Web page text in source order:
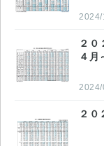
２
４月
２０